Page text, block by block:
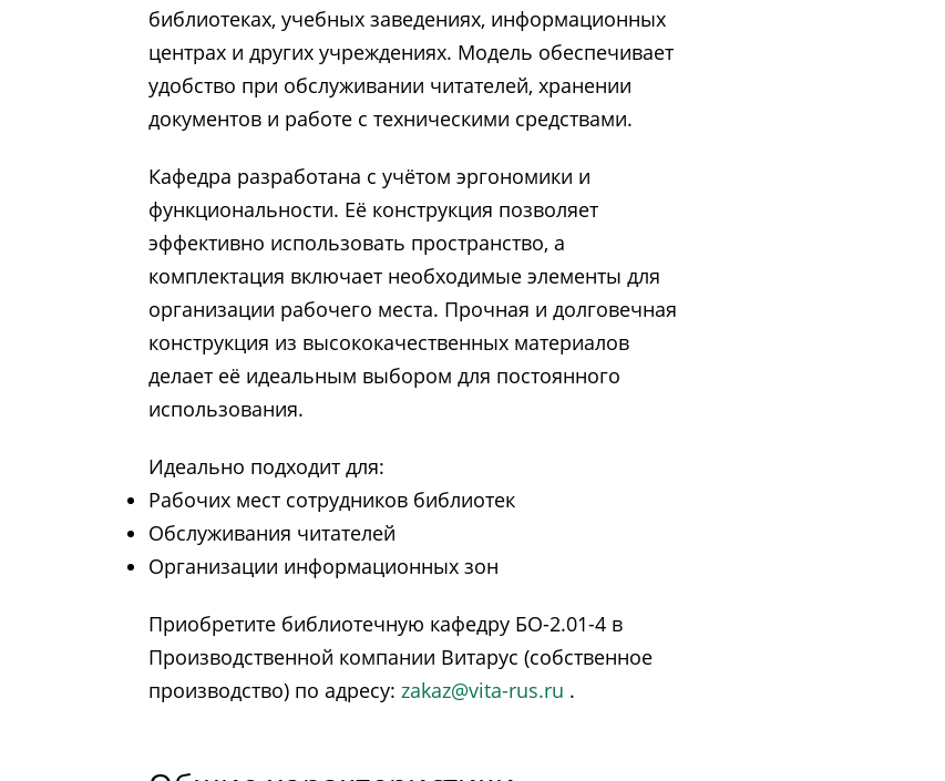
библиотеках, учебных заведениях, информационных
центрах и других учреждениях. Модель обеспечивает
удобство при обслуживании читателей, хранении
документов и работе с техническими средствами.
Кафедра разработана с учётом эргономики и
функциональности. Её конструкция позволяет
эффективно использовать пространство, а
комплектация включает необходимые элементы для
организации рабочего места. Прочная и долговечная
конструкция из высококачественных материалов
делает её идеальным выбором для постоянного
использования.
Идеально подходит для:
Рабочих мест сотрудников библиотек
Обслуживания читателей
Организации информационных зон
Приобретите библиотечную кафедру БО-2.01-4 в
Производственной компании Витарус (собственное
производство) по адресу:zakaz@vita-rus.ru .